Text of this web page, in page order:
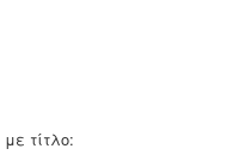
τίτλο: